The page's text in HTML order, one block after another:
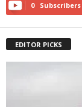
0 Subscribers
EDITOR PICKS